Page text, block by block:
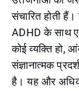
संचारित होती हैं।
ADHD के साथ
कोई व्यक्ति हो,
संज्ञानात्मक
है। यह और